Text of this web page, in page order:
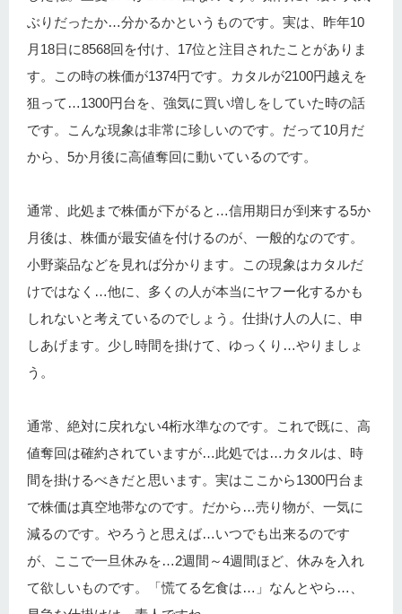
ぶりだったか…分かるかというものです。実は、昨年10
月18日に8568回を付け、17位と注目されたことがありま
す。この時の株価が1374円です。カタルが2100円越えを
狙って…1300円台を、強気に買い増しをしていた時の話
です。こんな現象は非常に珍しいのです。だって10月だ
から、5か月後に高値奪回に動いているのです。
通常、此処まで株価が下がると…信用期日が到来する5か
月後は、株価が最安値を付けるのが、一般的なのです。
小野薬品などを見れば分かります。この現象はカタルだ
けではなく…他に、多くの人が本当にヤフー化するかも
しれないと考えているのでしょう。仕掛け人の人に、申
しあげます。少し時間を掛けて、ゆっくり…やりましょ
う。
通常、絶対に戻れない4桁水準なのです。これで既に、高
値奪回は確約されていますが…此処では…カタルは、時
間を掛けるべきだと思います。実はここから1300円台ま
で株価は真空地帯なのです。だから…売り物が、一気に
減るのです。やろうと思えば…いつでも出来るのです
が、ここで一旦休みを…2週間～4週間ほど、休みを入れ
て欲しいものです。「慌てる乞食は…」なんとやら…、